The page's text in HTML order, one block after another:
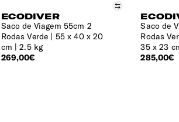
ECODIVER
Saco de Viagem 55cm 2
Rodas Verde
55 x 40 x 20
cm | 2.5 kg
269,00€
Saco de
Rodas
35 x 23
285,00€